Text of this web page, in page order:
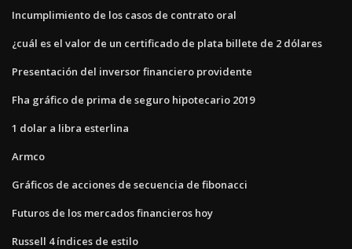
Incumplimiento de los casos de contrato oral
¿cuál es el valor de un certificado de plata billete de 2 dólares
Presentación del inversor financiero providente
Fha gráfico de prima de seguro hipotecario 2019
1 dolar a libra esterlina
Armco
Gráficos de acciones de secuencia de fibonacci
Futuros de los mercados financieros hoy
Russell 4 índices de estilo